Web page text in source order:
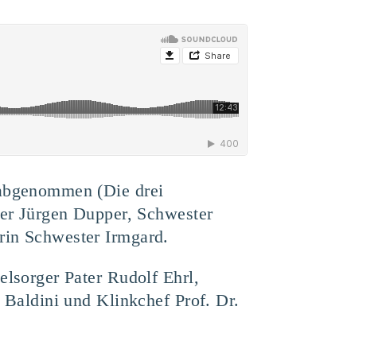
(Die drei
Jürgen Dupper, Schwester
Schwester Irmgard.
Pater Rudolf Ehrl,
und Klinkchef Prof. Dr.